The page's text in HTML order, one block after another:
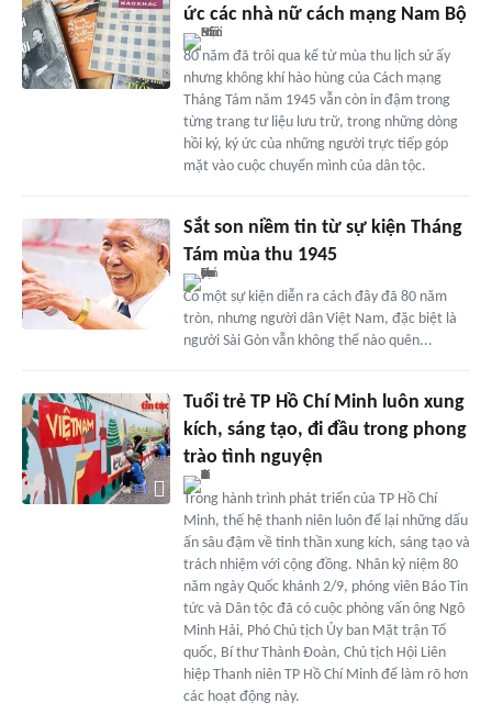
ức các nhà nữ cách mạng Nam Bộ
80 năm đã trôi qua kể từ mùa thu lịch sử ấy
nhưng không khí hào hùng của Cách mạng
Tháng Tám năm 1945 vẫn còn in đậm trong
từng trang tư liệu lưu trữ, trong những dòng
hồi ký, ký ức của những người trực tiếp góp
mặt vào cuộc chuyển mình của dân tộc.
Sắt son niềm tin từ sự kiện Tháng
Tám mùa thu 1945
Có một sự kiện diễn ra cách đây đã 80 năm
tròn, nhưng người dân Việt Nam, đặc biệt là
người Sài Gòn vẫn không thể nào quên...
Tuổi trẻ TP Hồ Chí Minh luôn xung
kích, sáng tạo, đi đầu trong phong
trào tình nguyện
Trong hành trình phát triển của TP Hồ Chí
Minh, thế hệ thanh niên luôn để lại những dấu
ấn sâu đậm về tinh thần xung kích, sáng tạo và
trách nhiệm với cộng đồng. Nhân kỷ niệm 80
năm ngày Quốc khánh 2/9, phóng viên Báo Tin
tức và Dân tộc đã có cuộc phỏng vấn ông Ngô
Minh Hải, Phó Chủ tịch Ủy ban Mặt trận Tổ
quốc, Bí thư Thành Đoàn, Chủ tịch Hội Liên
hiệp Thanh niên TP Hồ Chí Minh để làm rõ hơn
các hoạt động này.